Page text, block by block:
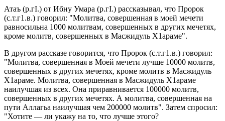
Атаъ (р.гI.) от Ибну Умара (р.гI.) рассказывал, что Пророк
(с.т.г1.в.) говорил: "Молитва, совершенная в моей мечети
равносильна 1000 молитвам, совершенных в других мечетях,
кроме молитв, совершенных в Масжидуль Х1араме".
В другом рассказе говорится, что Пророк (с.т.г1.в.) говорил:
"Молитва, совершенная в Моей мечети лучше 10000 молитв,
совершенных в других мечетях, кроме молитв в Масжидуль
Х1араме. Молитва, совершенная в Масжидуль Х1араме
наилучшая из всех. Она приравнивается 100000 молитв,
совершенных в других мечетях. А молитва, совершенная на
пути Аллагьа наилучшая чем 200000 молитв". Затем спросил:
"Хотите — ли укажу на то, что лучше этого?